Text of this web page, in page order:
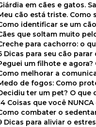
Giárdia em cães e gatos.
Meu cão está triste.
Como identificar se um
Cães que soltam muito
Creche para cachorro: o
6 Dicas para seu cão
Peguei um filhote e
Como melhorar a
Medo de fogos: Como
Decidiu ter um pet? O
14 Coisas que você
Como combater o
9 Dicas para aliviar o